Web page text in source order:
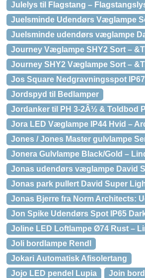
Julelys til Flagstang –
Juelsminde Udendørs Væglampe
Juelsminde udendørs væglampe
Journey Væglampe SHY2 Sort –
Journey SHY2 Væglampe Sort –
Jos Square Nedgravningsspot
Jordspyd til Bedlamper
Jordanker til PH 3-2Â½ & Toldbod
Jora LED Væglampe IP44 Hvid –
Jones / Jones Master gulvlampe
Jonera Gulvlampe Black/Gold –
Jonas udendørs væglampe David
Jonas park pullert David Super
Jonas Bjerre fra Norm Architects:
Jon Spike Udendørs Spot IP65
Joline LED Loftlampe Ø74 Rust –
Joli bordlampe Rendl
Jokari Automatisk Afisolertang
Jojo LED pendel Lupia
Join